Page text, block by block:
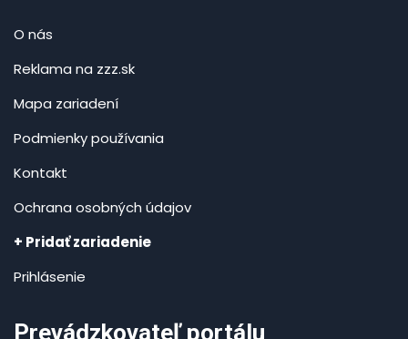
O nás
Reklama na zzz.sk
Mapa zariadení
Podmienky používania
Kontakt
Ochrana osobných údajov
+ Pridať zariadenie
Prihlásenie
Prevádzkovateľ portálu